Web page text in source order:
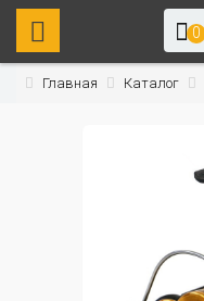
0
Главная Каталог